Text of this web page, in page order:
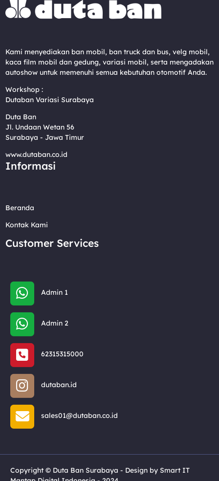
Kami menyediakan ban mobil, ban truck dan bus, velg mobil,
kaca film mobil dan gedung, variasi mobil, serta mengadakan
autoshow untuk memenuhi semua kebutuhan otomotif Anda.
Workshop :
Dutaban Variasi Surabaya
Duta Ban
Jl. Undaan Wetan 56
Surabaya - Jawa Timur
www.dutaban.co.id
Informasi
Beranda
Kontak Kami
Customer Services
Admin 1
Admin 2
62315315000
dutaban.id
sales01@dutaban.co.id
Copyright © Duta Ban Surabaya - Design by Smart IT